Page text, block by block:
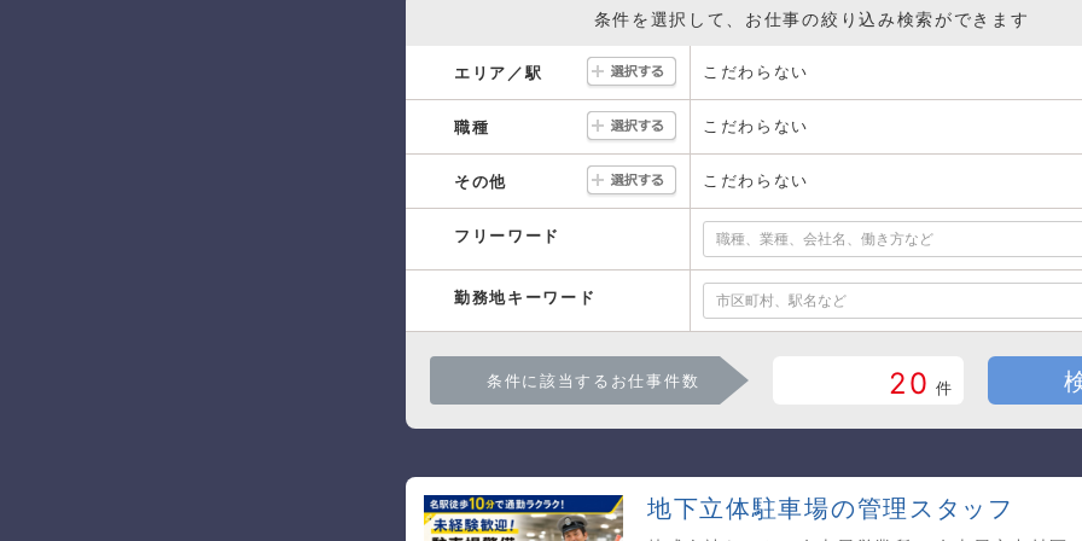
条件を選択して、お仕事の絞り込み検索ができます
エリア／駅 こだわらない
職種 こだわらない
その他 こだわらない
フリーワード
勤務地キーワード
条件に該当するお仕事件数 20 件
地下立体駐車場の管理スタッフ